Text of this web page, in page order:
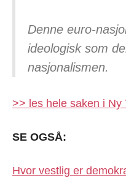
Denne euro-
ideologisk som
nasjonalismen.
>> les hele saken i Ny
SE OGSÅ:
Hvor vestlig er